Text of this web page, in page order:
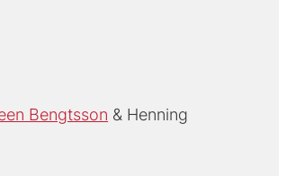
Bengtsson
Henning